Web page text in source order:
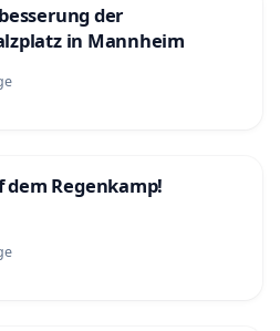
der
in Mannheim
Regenkamp!